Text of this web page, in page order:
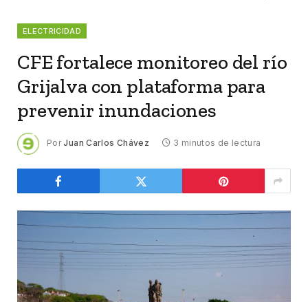
ELECTRICIDAD
CFE fortalece monitoreo del río
Grijalva con plataforma para
prevenir inundaciones
Por Juan Carlos Chávez 3 minutos de lectura